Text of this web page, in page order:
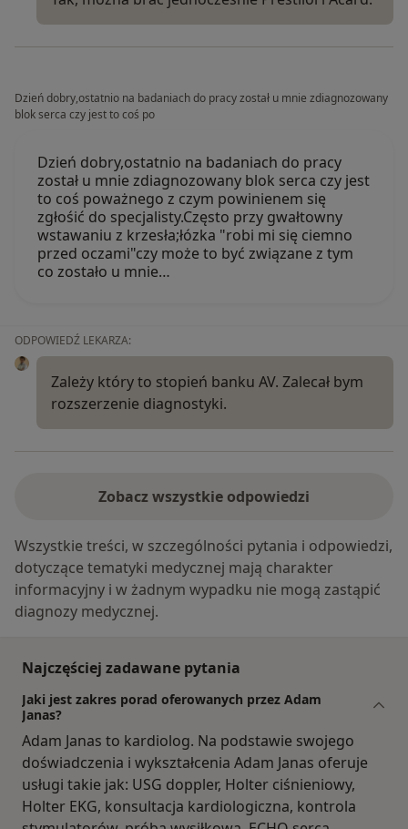
Dzień dobry,ostatnio na badaniach do pracy został u mnie zdiagnozowany
blok serca czy jest to coś po
Dzień dobry,ostatnio na badaniach do pracy
został u mnie zdiagnozowany blok serca czy jest
to coś poważnego z czym powinienem się
zgłośić do specjalisty.Często przy gwałtowny
wstawaniu z krzesła;łózka "robi mi się ciemno
przed oczami"czy może to być związane z tym
co zostało u mnie…
ODPOWIEDŹ LEKARZA:
Zależy który to stopień banku AV. Zalecał bym
rozszerzenie diagnostyki.
Zobacz wszystkie odpowiedzi
Wszystkie treści, w szczególności pytania i odpowiedzi,
dotyczące tematyki medycznej mają charakter
informacyjny i w żadnym wypadku nie mogą zastąpić
diagnozy medycznej.
Najczęściej zadawane pytania
Jaki jest zakres porad oferowanych przez Adam
Janas?
Adam Janas to kardiolog. Na podstawie swojego
doświadczenia i wykształcenia Adam Janas oferuje
usługi takie jak: USG doppler, Holter ciśnieniowy,
Holter EKG, konsultacja kardiologiczna, kontrola